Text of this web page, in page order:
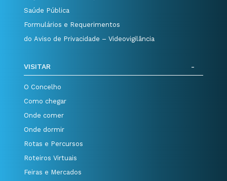
Saúde Pública
Formulários e Requerimentos
do Aviso de Privacidade – Videovigilância
VISITAR
O Concelho
Como chegar
Onde comer
Onde dormir
Rotas e Percursos
Roteiros Virtuais
Feiras e Mercados